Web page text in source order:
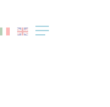
Menu